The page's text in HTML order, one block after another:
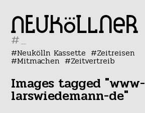
#
Neukölln Kassette Zeitreisen
Mitmachen Zeitvertreib
Images tagged "www-
larswiedemann-de"